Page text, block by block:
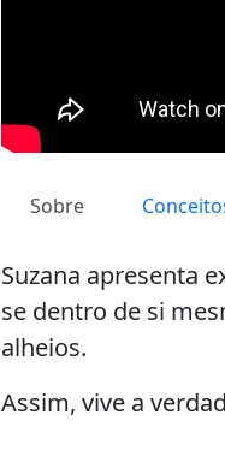
Sobre
Suzana apresenta
se dentro de si
alheios.
Assim, vive a